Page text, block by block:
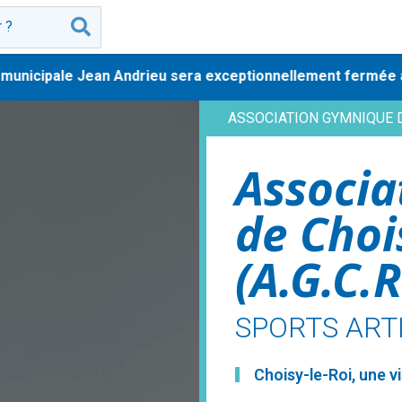
Jean Andrieu sera exceptionnellement fermée
ASSOCIATION GYMNIQUE
de
SPORTS
Choisy-le-Roi, une